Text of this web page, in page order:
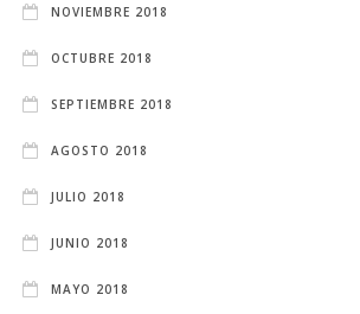
NOVIEMBRE 2018
OCTUBRE 2018
SEPTIEMBRE 2018
AGOSTO 2018
JULIO 2018
JUNIO 2018
MAYO 2018